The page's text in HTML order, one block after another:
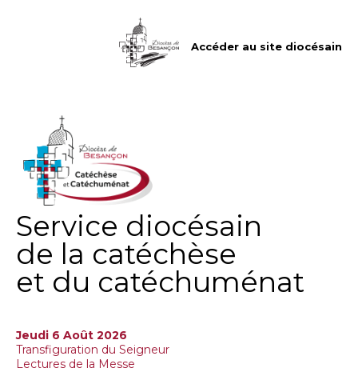
Accéder au site diocésain
Service diocésain
de la catéchèse
et du catéchuménat
Jeudi 6 Août 2026
Transfiguration du Seigneur
Lectures de la Messe